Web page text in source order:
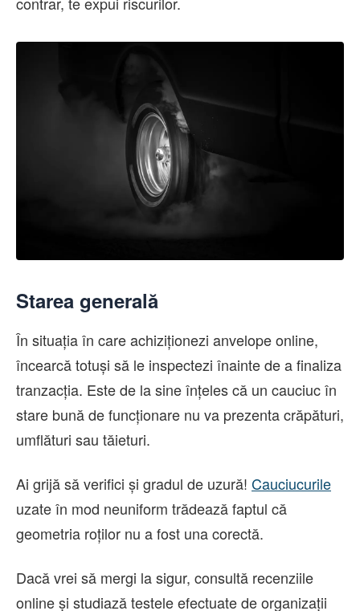
Starea generală
În situația în care achiziționezi anvelope online,
încearcă totuși să le inspectezi înainte de a finaliza
tranzacția. Este de la sine înțeles că un cauciuc în
stare bună de funcționare nu va prezenta crăpături,
umflături sau tăieturi.
Ai grijă să verifici și gradul de uzură! Cauciucurile
uzate în mod neuniform trădează faptul că
geometria roților nu a fost una corectă.
Dacă vrei să mergi la sigur, consultă recenziile
online și studiază testele efectuate de organizații